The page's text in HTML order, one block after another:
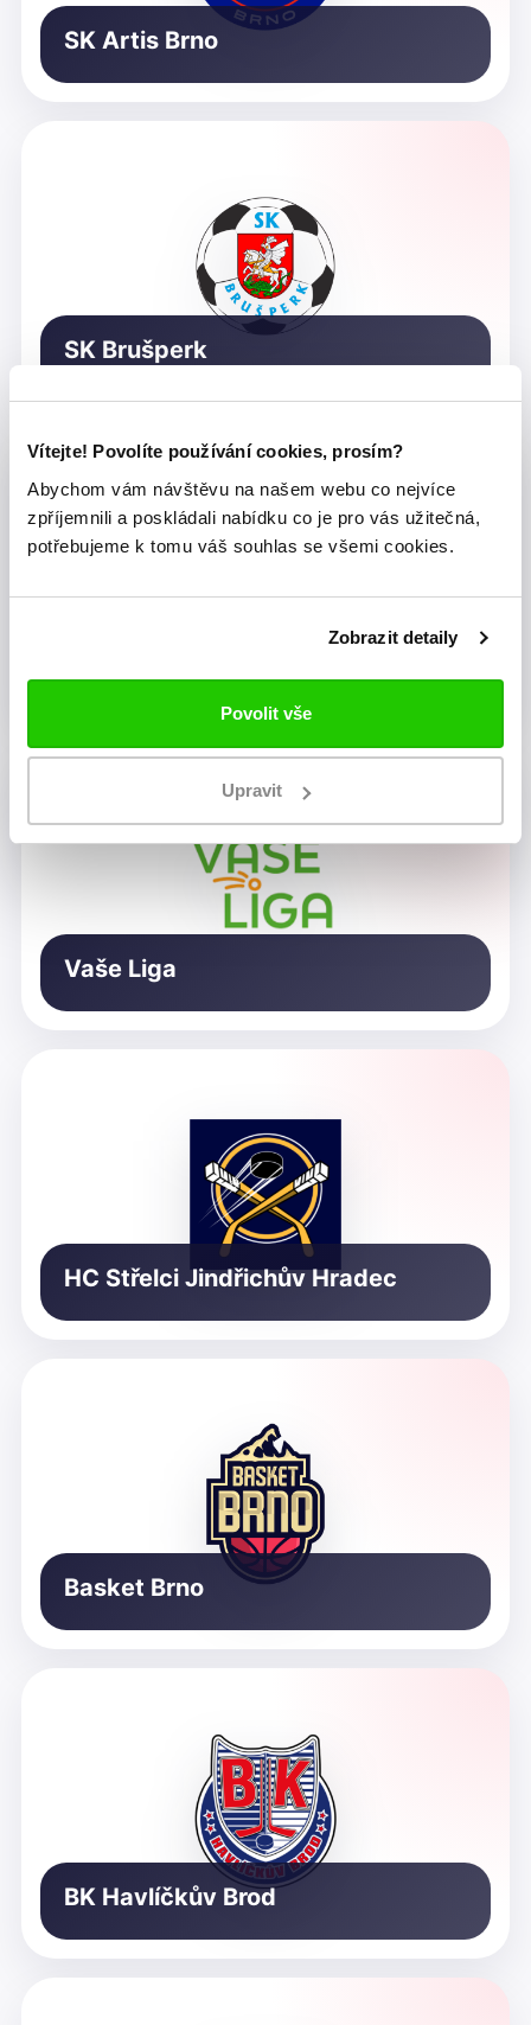
Vítejte! Povolíte používání cookies, prosím?
Abychom vám návštěvu na našem webu co nejvíce
zpříjemnili a poskládali nabídku co je pro vás užitečná,
potřebujeme k tomu váš souhlas se všemi cookies.
Zobrazit detaily
Povolit vše
Upravit
SK Artis Brno
SK Brušperk
Vaše Liga
HC Střelci Jindřichův Hradec
Basket Brno
BK Havlíčkův Brod